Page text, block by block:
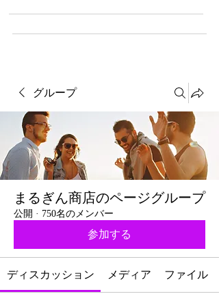
グループ
まるぎん商店のページグループ
公開 · 750名のメンバー
参加する
ディスカッション メディア ファイル